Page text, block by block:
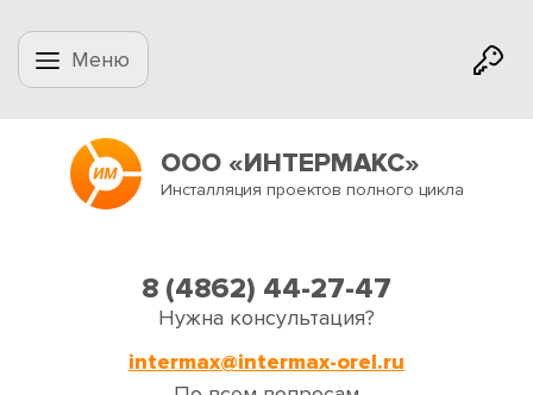
Меню
ООО «ИНТЕРМАКС»
Инсталляция проектов полного цикла
8 (4862) 44-27-47
Нужна консультация?
intermax@intermax-orel.ru